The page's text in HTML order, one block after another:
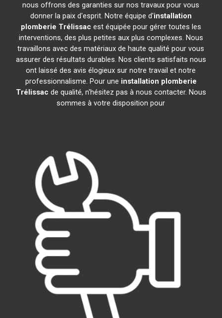
nous offrons des garanties sur nos travaux pour vous
donner la paix d'esprit. Notre équipe d'installation
plomberie Trélissac est équipée pour gérer toutes les
interventions, des plus petites aux plus complexes. Nous
travaillons avec des matériaux de haute qualité pour vous
assurer des résultats durables. Nos clients satisfaits nous
ont laissé des avis élogieux sur notre travail et notre
professionnalisme. Pour une installation plomberie
Trélissac de qualité, n'hésitez pas à nous contacter. Nous
sommes à votre disposition pour